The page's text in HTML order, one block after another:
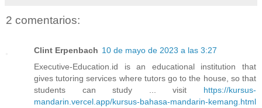
2 comentarios:
Clint Erpenbach 10 de mayo de 2023 a las 3:27
Executive-Education.id is an educational institution that
gives tutoring services where tutors go to the house, so that
students can study ... visit https://kursus-
mandarin.vercel.app/kursus-bahasa-mandarin-kemang.html